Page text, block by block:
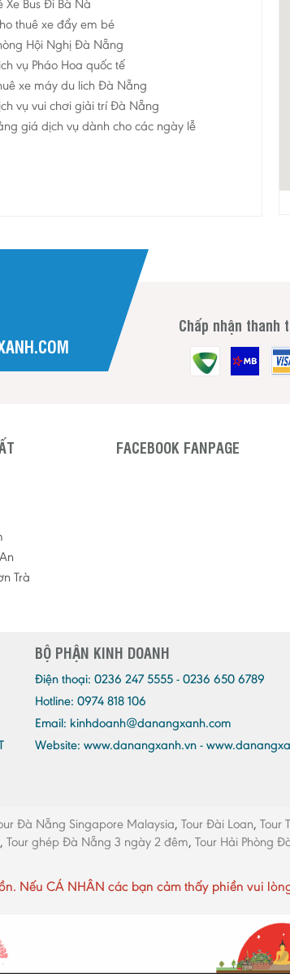
Xe Bus Đi Bà Nà
thuê xe đẩy em bé
Hội Nghị Đà Nẵng
vụ Pháo Hoa quốc tế
xe máy du lich Đà Nẵng
vụ vui chơi giải trí Đà Nẵng
giá dịch vụ dành cho các ngày lễ
Chấp nhận thanh
Trà
FACEBOOK FANPAGE
BỘ PHẬN KINH DOANH
Điện thoại: 0236 247 5555 - 0236 650 6789
Hotline: 0974 818 106
Email: kinhdoanh@danangxanh.com
Website: www.danangxanh.vn -
Đà Nẵng Singapore Malaysia, Tour Đài Loan, Tour
, Tour ghép Đà Nẵng 3 ngày 2 đêm, Tour Hải Phòng
Nếu CÁ NHÂN các bạn cảm thấy phiền vui